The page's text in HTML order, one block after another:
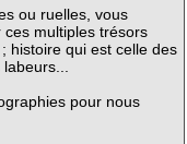
ou ruelles, vous
multiples trésors
histoire qui est celle des
pour nous